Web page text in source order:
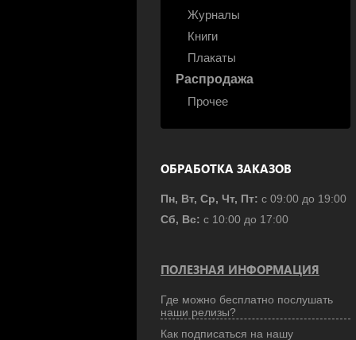
Журналы
Книги
Плакаты
Распродажа
Прочее
ОБРАБОТКА ЗАКАЗОВ
Пн, Вт, Ср, Чт, Пт: с 09:00 до 19:00
Сб, Вс: с 10:00 до 17:00
ПОЛЕЗНАЯ ИНФОРМАЦИЯ
Где можно бесплатно послушать
наши релизы?
Как подписаться на нашу